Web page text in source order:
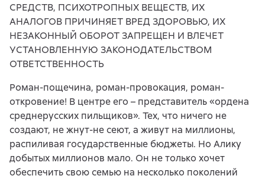
СРЕДСТВ, ПСИХОТРОПНЫХ ВЕЩЕСТВ, ИХ
АНАЛОГОВ ПРИЧИНЯЕТ ВРЕД ЗДОРОВЬЮ, ИХ
НЕЗАКОННЫЙ ОБОРОТ ЗАПРЕЩЕН И ВЛЕЧЕТ
УСТАНОВЛЕННУЮ ЗАКОНОДАТЕЛЬСТВОМ
ОТВЕТСТВЕННОСТЬ
Роман-пощечина, роман-провокация, роман-
откровение! В центре его – представитель «ордена
среднерусских пильщиков». Тех, что ничего не
создают, не жнут-не сеют, а живут на миллионы,
распиливая государственные бюджеты. Но Алику
добытых миллионов мало. Он не только хочет
обеспечить свою семью на несколько поколений